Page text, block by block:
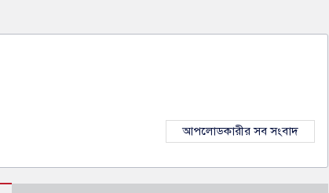
আপলোডকারীর সব সংবাদ